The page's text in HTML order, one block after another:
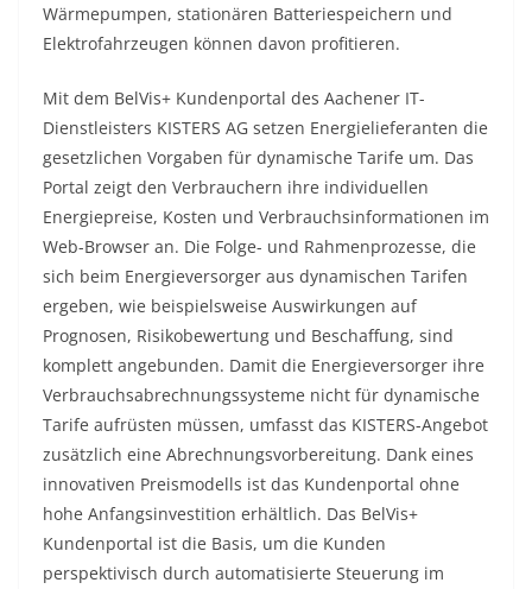
Wärmepumpen, stationären Batteriespeichern und
Elektrofahrzeugen können davon profitieren.
Mit dem BelVis+ Kundenportal des Aachener IT-
Dienstleisters KISTERS AG setzen Energielieferanten die
gesetzlichen Vorgaben für dynamische Tarife um. Das
Portal zeigt den Verbrauchern ihre individuellen
Energiepreise, Kosten und Verbrauchsinformationen im
Web-Browser an. Die Folge- und Rahmenprozesse, die
sich beim Energieversorger aus dynamischen Tarifen
ergeben, wie beispielsweise Auswirkungen auf
Prognosen, Risikobewertung und Beschaffung, sind
komplett angebunden. Damit die Energieversorger ihre
Verbrauchsabrechnungssysteme nicht für dynamische
Tarife aufrüsten müssen, umfasst das KISTERS-Angebot
zusätzlich eine Abrechnungsvorbereitung. Dank eines
innovativen Preismodells ist das Kundenportal ohne
hohe Anfangsinvestition erhältlich. Das BelVis+
Kundenportal ist die Basis, um die Kunden
perspektivisch durch automatisierte Steuerung im